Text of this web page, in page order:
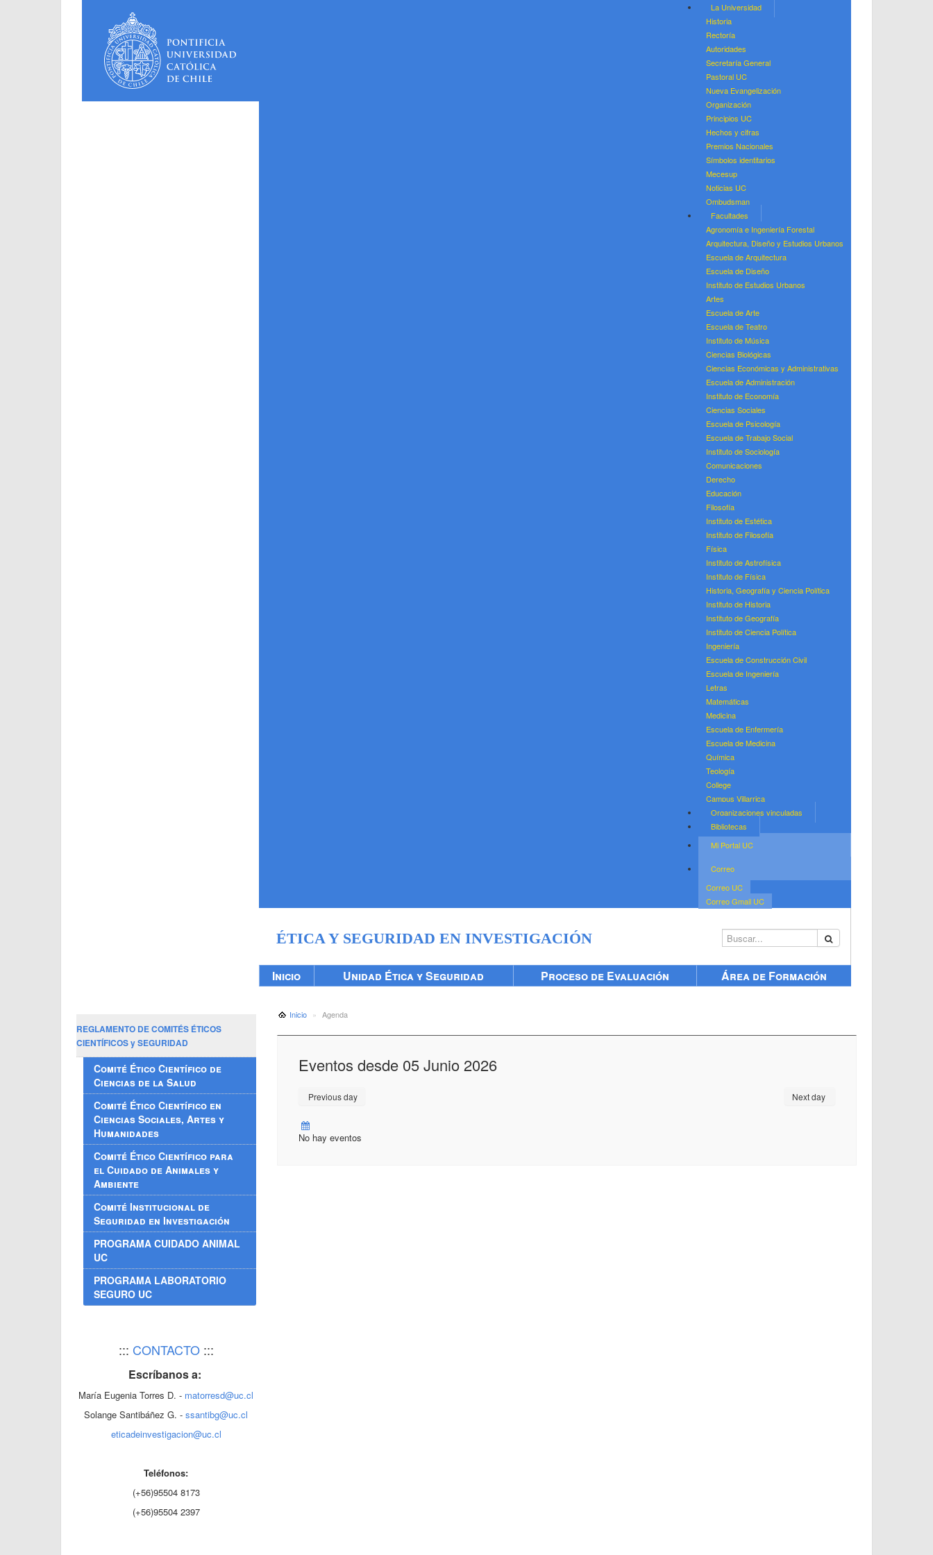
La Universidad
Historia
Rectoría
Autoridades
Secretaría General
Pastoral UC
Nueva Evangelización
Organización
Principios UC
Hechos y cifras
Premios Nacionales
Símbolos identitarios
Mecesup
Noticias UC
Ombudsman
Facultades
Agronomía e Ingeniería Forestal
Arquitectura, Diseño y Estudios Urbanos
Escuela de Arquitectura
Escuela de Diseño
Instituto de Estudios Urbanos
Artes
Escuela de Arte
Escuela de Teatro
Instituto de Música
Ciencias Biológicas
Ciencias Económicas y Administrativas
Escuela de Administración
Instituto de Economía
Ciencias Sociales
Escuela de Psicología
Escuela de Trabajo Social
Instituto de Sociología
Comunicaciones
Derecho
Educación
Filosofía
Instituto de Estética
Instituto de Filosofía
Física
Instituto de Astrofísica
Instituto de Física
Historia, Geografía y Ciencia Política
Instituto de Historia
Instituto de Geografía
Instituto de Ciencia Política
Ingeniería
Escuela de Construcción Civil
Escuela de Ingeniería
Letras
Matemáticas
Medicina
Escuela de Enfermería
Escuela de Medicina
Química
Teología
College
Campus Villarrica
Organizaciones vinculadas
Bibliotecas
Mi Portal UC
Correo
Correo UC
Correo Gmail UC
Buscar...
ÉTICA Y SEGURIDAD EN INVESTIGACIÓN
Inicio Unidad Ética y Seguridad Proceso de Evaluación Área de Formación
Inicio » Agenda
Eventos desde 05 Junio 2026
Previous day Next day
No hay eventos
REGLAMENTO DE COMITÉS ÉTICOS
CIENTÍFICOS y SEGURIDAD
Comité Ético Científico de
Ciencias de la Salud
Comité Ético Científico en
Ciencias Sociales, Artes y
Humanidades
Comité Ético Científico para
el Cuidado de Animales y
Ambiente
Comité Institucional de
Seguridad en Investigación
PROGRAMA CUIDADO ANIMAL
UC
PROGRAMA LABORATORIO
SEGURO UC
::: CONTACTO:::
Escríbanos a:
María Eugenia Torres D. - matorresd@uc.cl
Solange Santibáñez G. -ssantibg@uc.cl
eticadeinvestigacion@uc.cl
Teléfonos:
(+56)95504 8173
(+56)95504 2397